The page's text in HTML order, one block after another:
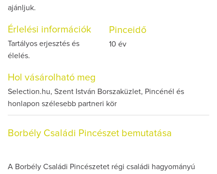
ajánljuk.
Érlelési információk
Tartályos erjesztés és
élelés.
Pinceidő
10 év
Hol vásárolható meg
Selection.hu, Szent István Borszaküzlet, Pincénél és
honlapon szélesebb partneri kör
Borbély Családi Pincészet bemutatása
A Borbély Családi Pincészetet régi családi hagyományú